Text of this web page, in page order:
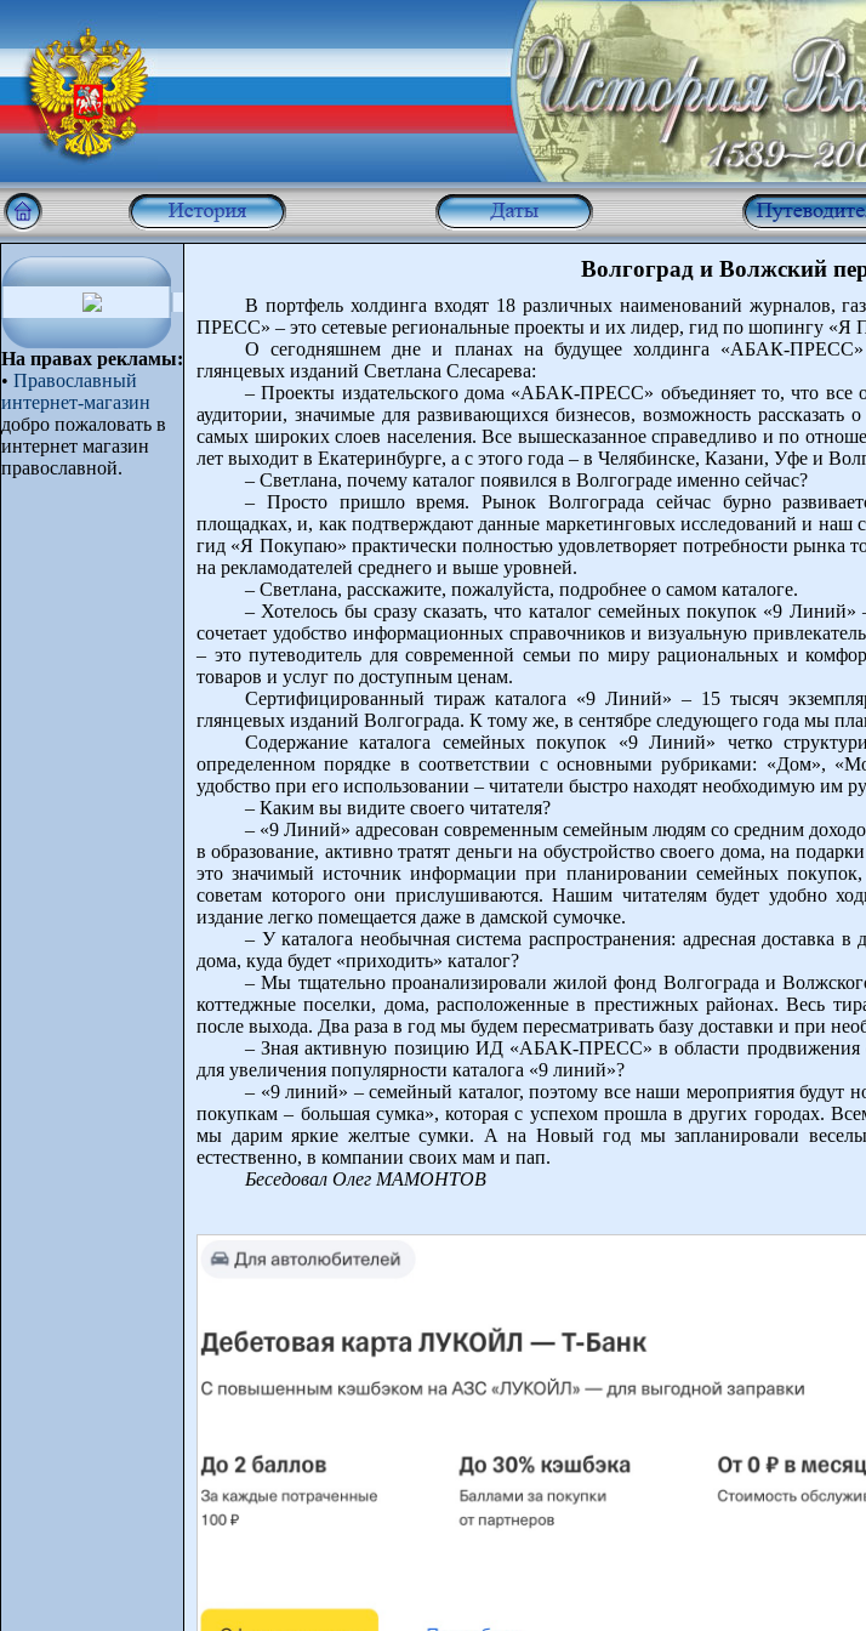
На правах рекламы:
• Православный
интернет-магазин
добро пожаловать в
интернет магазин
православной.
Волгоград и Волжский
В портфель холдинга входят 18 различных наименований
ПРЕСС» – это сетевые региональные проекты и их лидер, гид по шопингу «Я
О сегодняшнем дне и планах на будущее холдинга «АБАК-ПРЕСС»
глянцевых изданий Светлана Слесарева:
– Проекты издательского дома «АБАК-ПРЕСС» объединяет то, что все
аудитории, значимые для развивающихся бизнесов, возможность
самых широких слоев населения. Все вышесказанное справедливо и по
лет выходит в Екатеринбурге, а с этого года – в Челябинске, Казани, Уфе и
– Светлана, почему каталог появился в Волгограде именно сейчас?
– Просто пришло время. Рынок Волгограда сейчас бурно
площадках, и, как подтверждают данные маркетинговых исследований и наш
гид «Я Покупаю» практически полностью удовлетворяет потребности рынка
на рекламодателей среднего и выше уровней.
– Светлана, расскажите, пожалуйста, подробнее о самом каталоге.
– Хотелось бы сразу сказать, что каталог семейных покупок «9
сочетает удобство информационных справочников и визуальную
– это путеводитель для современной семьи по миру рациональных и
товаров и услуг по доступным ценам.
Сертифицированный тираж каталога «9 Линий» – 15 тысяч
глянцевых изданий Волгограда. К тому же, в сентябре следующего года мы
Содержание каталога семейных покупок «9 Линий» четко
определенном порядке в соответствии с основными рубриками: «Дом»,
удобство при его использовании – читатели быстро находят необходимую им
– Каким вы видите своего читателя?
– «9 Линий» адресован современным семейным людям со средним
в образование, активно тратят деньги на обустройство своего дома, на
это значимый источник информации при планировании семейных
советам которого они прислушиваются. Нашим читателям будет удобно
издание легко помещается даже в дамской сумочке.
– У каталога необычная система распространения: адресная
дома, куда будет «приходить» каталог?
– Мы тщательно проанализировали жилой фонд Волгограда и
коттеджные поселки, дома, расположенные в престижных районах. Весь
после выхода. Два раза в год мы будем пересматривать базу доставки и при
– Зная активную позицию ИД «АБАК-ПРЕСС» в области продвижения
для увеличения популярности каталога «9 линий»?
– «9 линий» – семейный каталог, поэтому все наши мероприятия
покупкам – большая сумка», которая с успехом прошла в других городах.
мы дарим яркие желтые сумки. А на Новый год мы запланировали
естественно, в компании своих мам и пап.
Беседовал Олег МАМОНТОВ